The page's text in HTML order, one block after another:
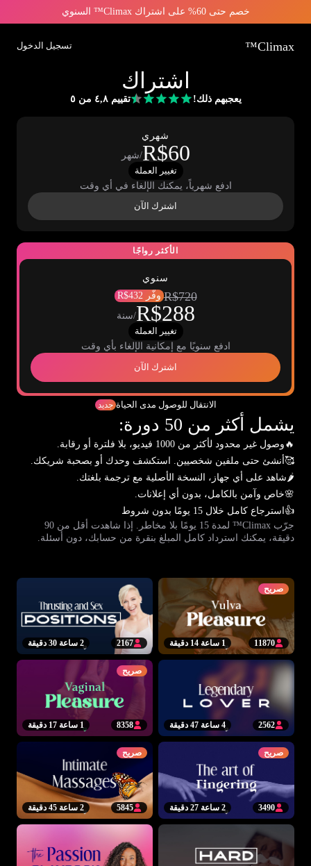
خصم حتى 60% على اشتراك Climax™ السنوي
Climax™ تسجيل الدخول
اشتراك
يعجبهم ذلك! تقييم ٤,٨ من ٥
يشمل أكثر من 50 دورة:
🔥 وصول غير محدود لأكثر من 1000 فيديو، بلا فلترة أو رقابة.
🥰 أنشئ حتى ملفين شخصيين. استكشف وحدك أو بصحبة شريكك.
🌶️ شاهد على أي جهاز، النسخة الأصلية مع ترجمة بلغتك.
🌸خاص وآمن بالكامل، بدون أي إعلانات.
👍 استرجاع كامل خلال 15 يومًا بدون شروط
جرّب Climax™ لمدة 15 يومًا بلا مخاطر. إذا شاهدت أقل من 90
دقيقة، يمكنك استرداد كامل المبلغ بنقرة من حسابك، دون أسئلة.
شهري
R$60/شهر
تغيير العملة
ادفع شهرياً، يمكنك الإلغاء في أي وقت
اشترك الآن
الأكثر رواجًا
سنوي
R$720 وفّر R$432
R$288/سنة
تغيير العملة
ادفع سنويًا مع إمكانية الإلغاء بأي وقت
اشترك الآن
الانتقال للوصول مدى الحياة جديد
صريح
1 ساعة 14 دقيقة 11870 2 ساعة 30 دقيقة 2167
4 ساعة 47 دقيقة 2562
صريح
1 ساعة 17 دقيقة 8358
صريح
2 ساعة 27 دقيقة 3490
صريح
2 ساعة 45 دقيقة 5845